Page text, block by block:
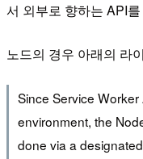
서 외부로 향하는 API
노드의 경우 아래의 라
Since Service
environment, the
done via a designated